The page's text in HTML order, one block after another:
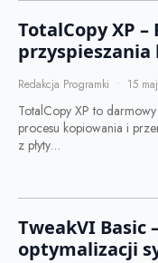
TotalCopy XP
Redakcja Programki 15
TotalCopy XP to
procesu kopiowania i
z płyty…
TweakVI Basic
optymalizacji